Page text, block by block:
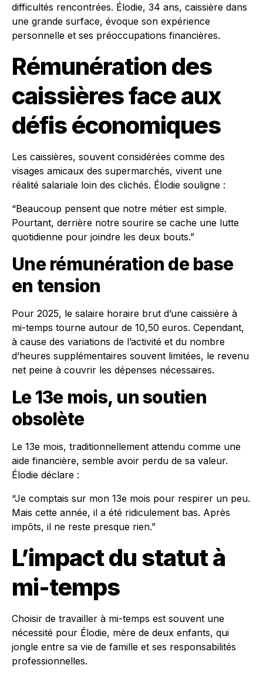
difficultés rencontrées. Élodie, 34 ans, caissière dans
une grande surface, évoque son expérience
personnelle et ses préoccupations financières.
Rémunération des
caissières face aux
défis économiques
Les caissières, souvent considérées comme des
visages amicaux des supermarchés, vivent une
réalité salariale loin des clichés. Élodie souligne :
“Beaucoup pensent que notre métier est simple.
Pourtant, derrière notre sourire se cache une lutte
quotidienne pour joindre les deux bouts.”
Une rémunération de base
en tension
Pour 2025, le salaire horaire brut d’une caissière à
mi-temps tourne autour de 10,50 euros. Cependant,
à cause des variations de l’activité et du nombre
d’heures supplémentaires souvent limitées, le revenu
net peine à couvrir les dépenses nécessaires.
Le 13e mois, un soutien
obsolète
Le 13e mois, traditionnellement attendu comme une
aide financière, semble avoir perdu de sa valeur.
Élodie déclare :
“Je comptais sur mon 13e mois pour respirer un peu.
Mais cette année, il a été ridiculement bas. Après
impôts, il ne reste presque rien.”
L’impact du statut à
mi-temps
Choisir de travailler à mi-temps est souvent une
nécessité pour Élodie, mère de deux enfants, qui
jongle entre sa vie de famille et ses responsabilités
professionnelles.